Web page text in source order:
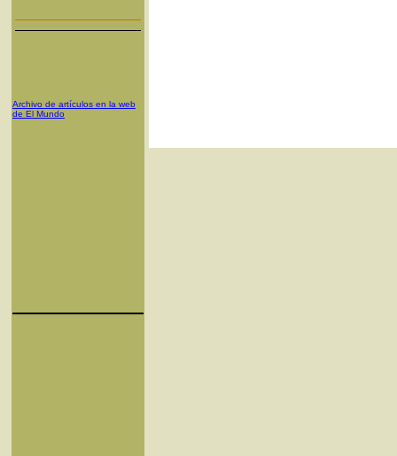
Archivo de artículos en la web
de El Mundo